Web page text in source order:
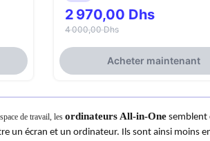
2 970,00 Dhs
4 000,00 Dhs
Acheter maintenant
de travail, les ordinateurs All-in-One semblent
un écran et un ordinateur. Ils sont ainsi moins